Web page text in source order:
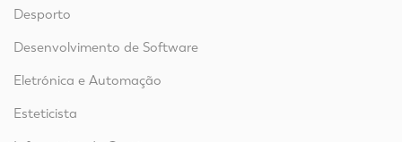
Desporto
Desenvolvimento de Software
Eletrónica e Automação
Esteticista